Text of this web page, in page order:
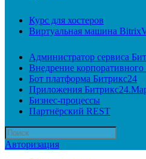
Курс для хостеров
Виртуальная машина
Администратор сервиса
Внедрение корпоративного
Бот платформа Битрикс24
Приложения
Бизнес-процессы
Партнёрский REST
Авторизация